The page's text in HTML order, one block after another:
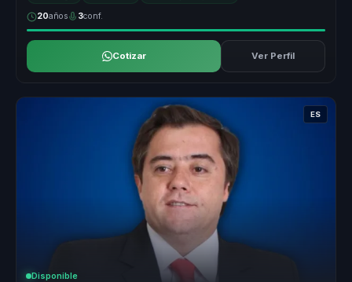
20años 3conf.
Cotizar Ver Perfil
ES
Disponible